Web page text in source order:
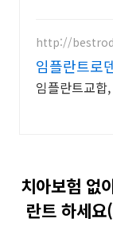
http://
임플란트로
임플란트교합
치아보험 없
란트 하세